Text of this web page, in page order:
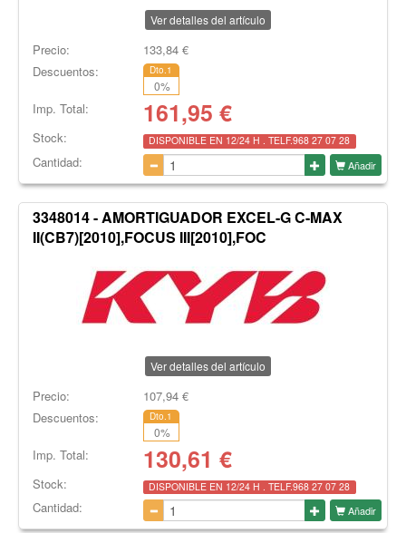
Ver detalles del artículo
Precio: 133,84€
Descuentos:
Dto.1
0%
Imp. Total: 161,95 €
Stock: DISPONIBLE EN 12/24 H . TELF.968 27 07 28
Cantidad: Añadir
3348014 - AMORTIGUADOR EXCEL-G C-MAX
II(CB7)[2010],FOCUS III[2010],FOC
Ver detalles del artículo
Precio: 107,94€
Descuentos:
Dto.1
0%
Imp. Total: 130,61 €
Stock: DISPONIBLE EN 12/24 H . TELF.968 27 07 28
Cantidad: Añadir